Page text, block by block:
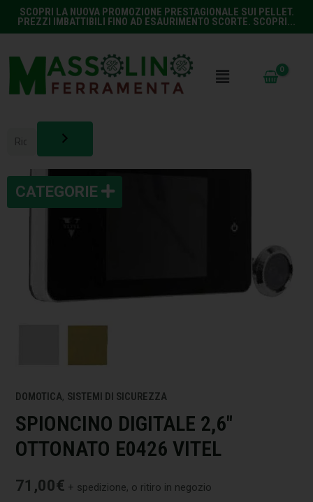
SCOPRI LA NUOVA PROMOZIONE PRESTAGIONALE SUI PELLET.
PREZZI IMBATTIBILI FINO AD ESAURIMENTO SCORTE. SCOPRI...
DOMOTICA, SISTEMI DI SICUREZZA
SPIONCINO DIGITALE 2,6″
OTTONATO E0426 VITEL
71,00€ + spedizione, o ritiro in negozio